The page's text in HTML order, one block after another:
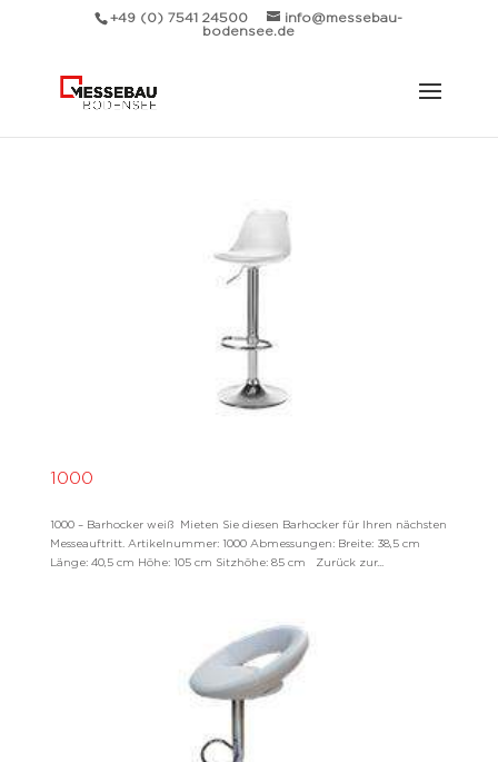
+49 (0) 7541 24500
info@messebau-
bodensee.de
1000
1000 – Barhocker weiß Mieten Sie diesen Barhocker für Ihren nächsten
Messeauftritt. Artikelnummer: 1000 Abmessungen: Breite: 38,5 cm
Länge: 40,5 cm Höhe: 105 cm Sitzhöhe: 85 cm Zurück zur...